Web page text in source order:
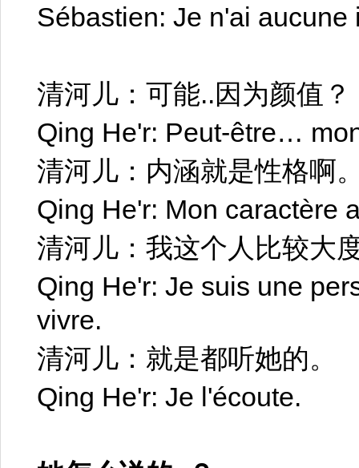
Sébastien: Je n'ai aucune
清河儿：可能..因为颜值？
Qing He'r: Peut-être…
清河儿：内涵就是性格啊
Qing He'r: Mon caractère
清河儿：我这个人比较大
Qing He'r: Je suis une
vivre.
清河儿：就是都听她的。
Qing He'r: Je l'écoute.